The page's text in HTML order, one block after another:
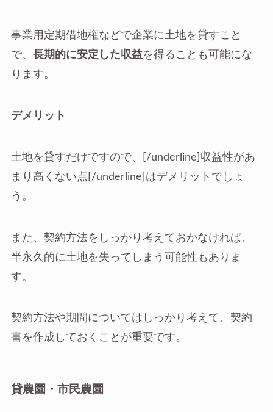
事業用定期借地権などで企業に土地を貸すこと
で、 長期的に安定した収益を得ることも可能にな
ります。
デメリット
土地を貸すだけですので、[/underline]収益性があ
まり高くない点[/underline]はデメリットでしょ
う。
また、契約方法をしっかり考えておかなければ、
半永久的に土地を失ってしまう可能性もありま
す。
契約方法や期間についてはしっかり考えて、契約
書を作成しておくことが重要です。
貸農園・市民農園